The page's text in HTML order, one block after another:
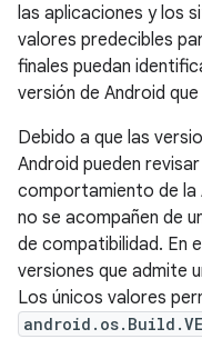
las aplicaciones y los
valores predecibles
finales puedan
versión de Android
Debido a que las
Android pueden
comportamiento de la
no se acompañen de
de compatibilidad. En
versiones que admite
Los únicos valores